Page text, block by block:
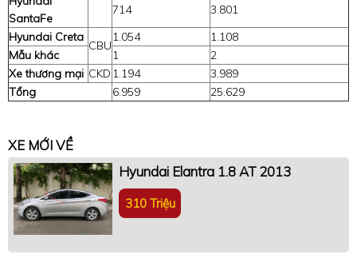
SantaFe
714
3.801
Hyundai Creta
CBU
1.054
1.108
Mẫu khác
1
2
Xe thương mại CKD 1.194
3.989
Tổng
6.959 25.629
XE MỚI VỀ
Hyundai Elantra 1.8 AT 2013
310 Triệu